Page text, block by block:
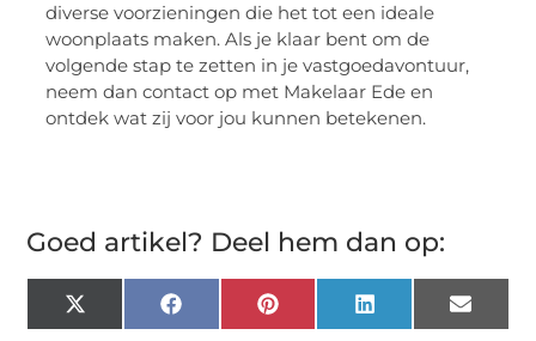
diverse voorzieningen die het tot een ideale
woonplaats maken. Als je klaar bent om de
volgende stap te zetten in je vastgoedavontuur,
neem dan contact op met Makelaar Ede en
ontdek wat zij voor jou kunnen betekenen.
Goed artikel? Deel hem dan op:
X
(Twitter)
FacebookPinterestLinkedInEmail